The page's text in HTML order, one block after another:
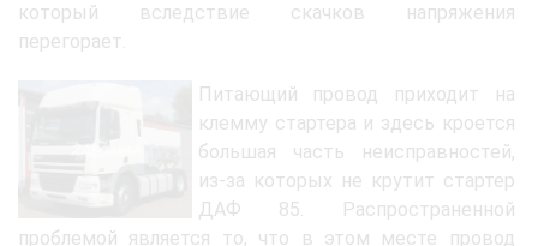
который вследствие скачков напряжения
перегорает.
Питающий провод приходит на
клемму стартера и здесь кроется
большая часть неисправностей,
из-за которых не крутит стартер
ДАФ 85. Распространенной
проблемой является то, что в этом месте провод